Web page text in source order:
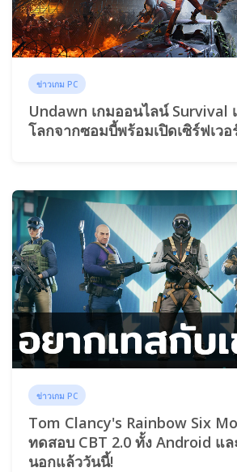
ข่าวเกม PC
Undawn เกมออนไลน์ Survival
โลกจากซอมบี้พร้อมเปิดเซิร์ฟเว
ข่าวเกม PC
Tom Clancy's Rainbow Six
ทดสอบ CBT 2.0 ทั้ง Android แ
นอกแล้ววันนี้!